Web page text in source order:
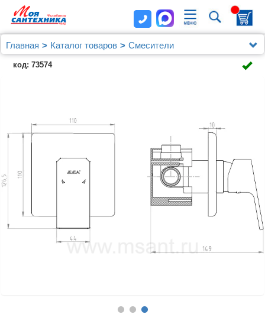
Главная Каталог товаров
Смесители
Смесители E.C.A.
Смеситель для душа E.C.A. Tiera 102167105EX-K
код: 73574